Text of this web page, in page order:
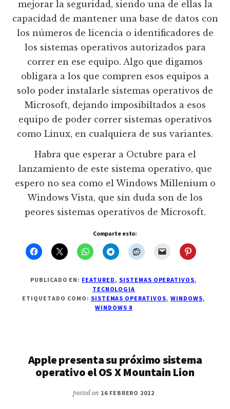
mejorar la seguridad, siendo una de ellas la
capacidad de mantener una base de datos con
los números de licencia o identificadores de
los sistemas operativos autorizados para
correr en ese equipo. Algo que digamos
obligara a los que compren esos equipos a
solo poder instalarle sistemas operativos de
Microsoft, dejando imposibiltados a esos
equipo de poder correr sistemas operativos
como Linux, en cualquiera de sus variantes.
Habra que esperar a Octubre para el
lanzamiento de este sistema operativo, que
espero no sea como el Windows Millenium o
Windows Vista, que sin duda son de los
peores sistemas operativos de Microsoft.
Comparte esto:
PUBLICADO EN: FEATURED , SISTEMAS OPERATIVOS,
TECNOLOGIA
ETIQUETADO COMO: SISTEMAS OPERATIVOS, WINDOWS,
WINDOWS 8
Apple presenta su próximo sistema
operativo el OS X Mountain Lion
posted on 16 FEBRERO 2012